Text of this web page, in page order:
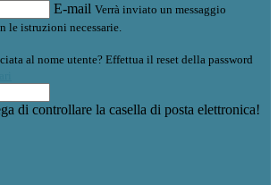
E-mail Verrà inviato un messaggio
le istruzioni necessarie.
al nome utente? Effettua il reset della password
di controllare la casella di posta elettronica!